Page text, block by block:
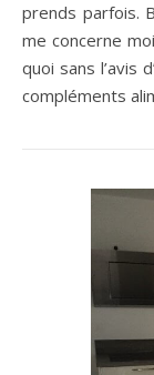
prends parfois.
me concerne
quoi sans l’avis
compléments